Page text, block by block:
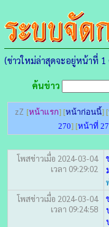
(ข่าวใหม่ล่าสุดจะอยู่หน้าที่
ค้นข่าว
zZ [หน้าแรก] [หน้าก่อนนี้] [
270] [หน้าที่
โพสข่าวเมื่อ 2024-03-04
เวลา 09:29:02
โพสข่าวเมื่อ 2024-03-04
เวลา 09:24:58